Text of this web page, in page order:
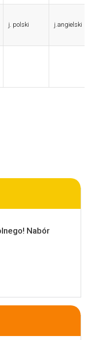
j. polski j.angielski
Nabór